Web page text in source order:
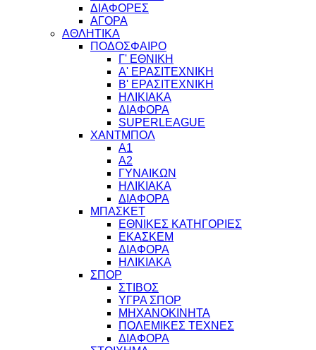
ΔΙΑΦΟΡΕΣ
ΑΓΟΡΑ
ΑΘΛΗΤΙΚΑ
ΠΟΔΟΣΦΑΙΡΟ
Γ' ΕΘΝΙΚΗ
Α' ΕΡΑΣΙΤΕΧΝΙΚΗ
Β' ΕΡΑΣΙΤΕΧΝΙΚΗ
ΗΛΙΚΙΑΚΑ
ΔΙΑΦΟΡΑ
SUPERLEAGUE
ΧΑΝΤΜΠΟΛ
Α1
Α2
ΓΥΝΑΙΚΩΝ
ΗΛΙΚΙΑΚΑ
ΔΙΑΦΟΡΑ
ΜΠΑΣΚΕΤ
ΕΘΝΙΚΕΣ ΚΑΤΗΓΟΡΙΕΣ
ΕΚΑΣΚΕΜ
ΔΙΑΦΟΡΑ
ΗΛΙΚΙΑΚΑ
ΣΠΟΡ
ΣΤΙΒΟΣ
ΥΓΡΑ ΣΠΟΡ
ΜΗΧΑΝΟΚΙΝΗΤΑ
ΠΟΛΕΜΙΚΕΣ ΤΕΧΝΕΣ
ΔΙΑΦΟΡΑ